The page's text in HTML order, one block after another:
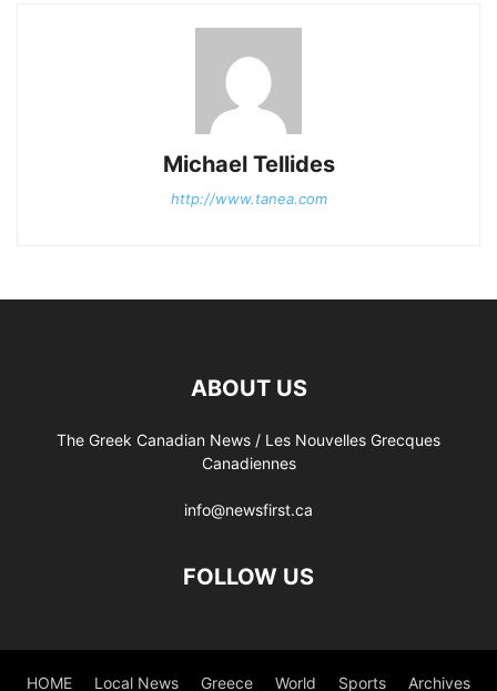
Michael Tellides
http://www.tanea.com
ABOUT US
The Greek Canadian News / Les Nouvelles Grecques
Canadiennes
info@newsfirst.ca
FOLLOW US
HOME Local News Greece World Sports Archives